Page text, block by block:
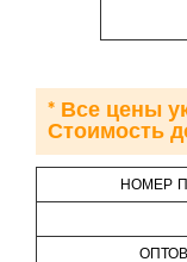
НОМЕР
* Все цены
Стоимость